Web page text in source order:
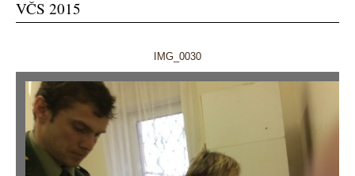
VČS 2015
IMG_0030